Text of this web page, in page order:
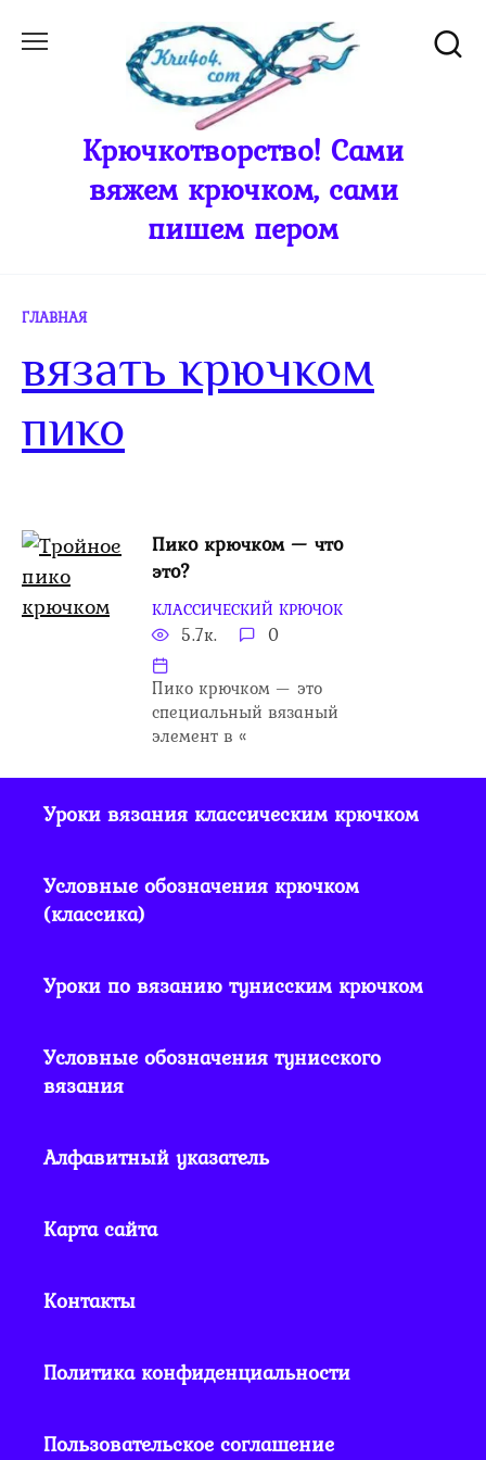
Крючкотворство! Сами
вяжем крючком, сами
пишем пером
ГЛАВНАЯ
вязать крючком
пико
Пико крючком — что
это?
КЛАССИЧЕСКИЙ КРЮЧОК
5.7к. 0
Пико крючком — это
специальный вязаный
элемент в «
Уроки вязания классическим крючком
Условные обозначения крючком
(классика)
Уроки по вязанию тунисским крючком
Условные обозначения тунисского
вязания
Алфавитный указатель
Карта сайта
Контакты
Политика конфиденциальности
Пользовательское соглашение